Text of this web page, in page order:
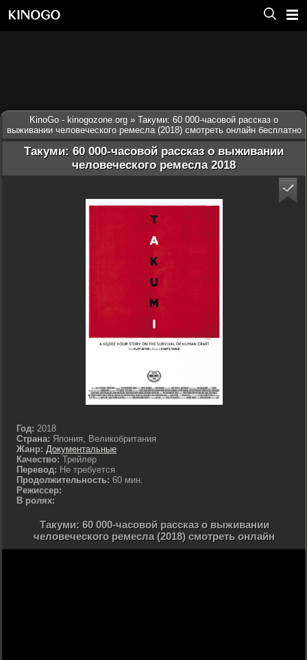
KinoGo - kinogozone.org » Такуми: 60 000-часовой рассказ о
выживании человеческого ремесла (2018) смотреть онлайн бесплатно
Такуми: 60 000-часовой рассказ о выживании
человеческого ремесла 2018
Год: 2018
Страна: Япония, Великобритания
Жанр: Документальные
Качество: Трейлер
Перевод: Не требуется
Продолжительность: 60 мин.
Режиссер:
В ролях:
Такуми: 60 000-часовой рассказ о выживании
человеческого ремесла (2018) смотреть онлайн